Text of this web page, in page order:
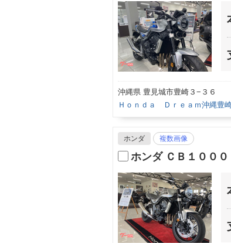
沖縄県 豊見城市豊崎３−３６
Ｈｏｎｄａ Ｄｒｅａｍ沖縄豊
ホンダ 複数画像
ホンダ ＣＢ１０００